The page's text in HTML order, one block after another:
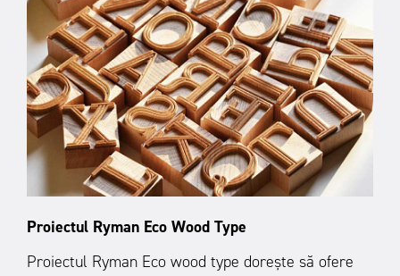
Proiectul Ryman Eco Wood Type
Proiectul Ryman Eco wood type dorește să ofere